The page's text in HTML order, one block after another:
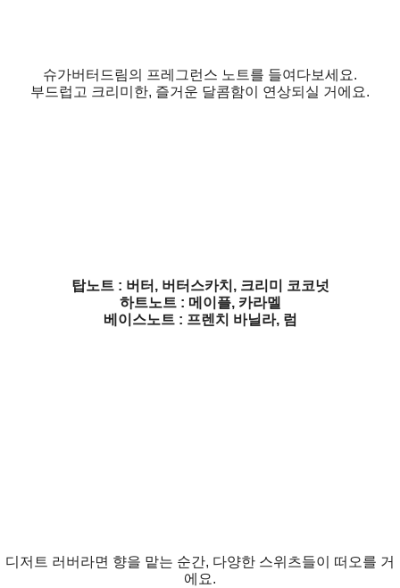
슈가버터드림의 프레그런스 노트를 들여다보세요.
부드럽고 크리미한, 즐거운 달콤함이 연상되실 거에요.
탑노트 : 버터, 버터스카치, 크리미 코코넛
하트노트 : 메이플, 카라멜
베이스노트 : 프렌치 바닐라, 럼
디저트 러버라면 향을 맡는 순간, 다양한 스위츠들이 떠오를 거
에요.